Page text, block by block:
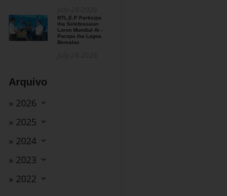
BTL,E.P Partisipa
iha Selebrasaun
Loron Mundial Ai -
Parapa iha Lagoa
Bemalae.
Arquivo
» 2026
» 2025
» 2024
» 2023
» 2022